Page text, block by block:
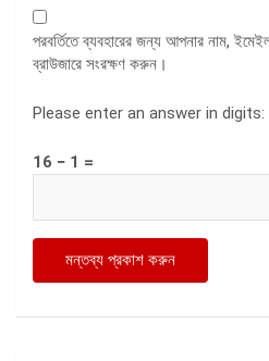
পরবর্তিতে ব্যবহারের জন্য আপনার নাম,
ব্রাউজারে সংরক্ষণ করুন।
Please enter an answer in digits:
16 − 1 =